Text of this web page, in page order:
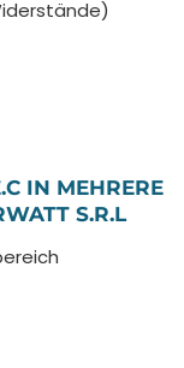
IN MEHRERE
S.R.L